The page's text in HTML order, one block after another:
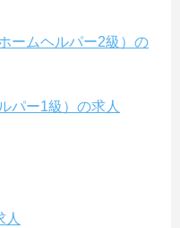
ームヘルパー2級）の
パー1級）の求人
人